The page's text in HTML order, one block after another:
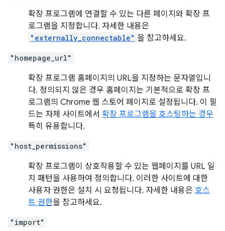
확장 프로그램에 연결할 수 있는 다른 페이지와 확장 프
로그램을 지정합니다. 자세한 내용은
"externally_connectable" 을 참고하세요.
"homepage_url"
확장 프로그램 홈페이지의 URL을 지정하는 문자열입니
다. 정의되지 않은 경우 홈페이지는 기본적으로 확장 프
로그램의 Chrome 웹 스토어 페이지로 설정됩니다. 이 필
드는 자체 사이트에서 확장 프로그램을 호스팅하는 경우
특히 유용합니다.
"host_permissions"
확장 프로그램이 상호작용할 수 있는 웹페이지를 URL 일
치 패턴을 사용하여 정의합니다. 이러한 사이트에 대한
사용자 권한은 설치 시 요청됩니다. 자세한 내용은 호스
트 권한을 참고하세요.
"import"